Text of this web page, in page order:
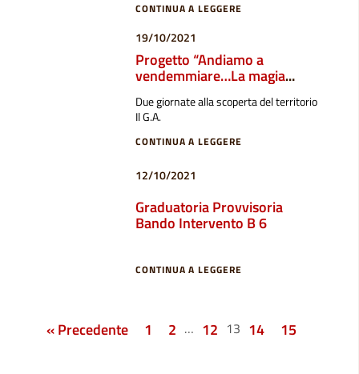
CONTINUA A LEGGERE
19/10/2021
Progetto “Andiamo a
vendemmiare…La magia
dell’acino e dell’oliva”
Due giornate alla scoperta del territorio
Il G.A.
CONTINUA A LEGGERE
12/10/2021
Graduatoria Provvisoria
Bando Intervento B 6
CONTINUA A LEGGERE
« Precedente 1 2 … 12 13 14 15